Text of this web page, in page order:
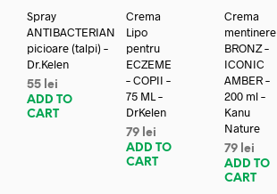
Spray
ANTIBACTERIAN
picioare (talpi) –
Dr.Kelen
55 lei
ADD TO
CART
Crema
Lipo
pentru
ECZEME
– COPII –
75 ML –
DrKelen
79 lei
ADD TO
CART
Crema
mentinere
BRONZ –
ICONIC
AMBER –
200 ml –
Kanu
Nature
79 lei
ADD TO
CART